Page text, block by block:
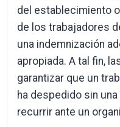
del establecimiento
de los trabajadores
una indemnización
apropiada. A tal fin,
garantizar que un
ha despedido sin
recurrir ante un